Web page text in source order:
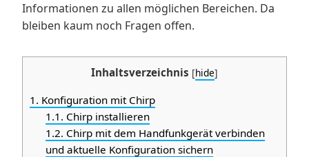
Informationen zu allen möglichen Bereichen. Da
bleiben kaum noch Fragen offen.
Inhaltsverzeichnis [hide]
1. Konfiguration mit Chirp
1.1. Chirp installieren
1.2. Chirp mit dem Handfunkgerät verbinden
und aktuelle Konfiguration sichern